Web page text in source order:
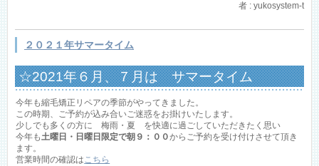
者 : yukosystem-t
２０２１年サマータイム
☆2021年６月、７月は サマータイム
土日祝は朝９：００から予約可能です
今年も縮毛矯正リペアの季節がやってきました。
この時期、ご予約が込み合いご迷惑をお掛けいたします。
少しでも多くの方に 梅雨・夏 を快適に過ごしていただきたく思い
今年も土曜日・日曜日限定で朝９：００からご予約を受け付けさせて頂き
ます。
営業時間の確認はこちら